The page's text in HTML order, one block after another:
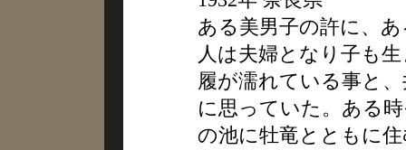
ある美男子の許に、
人は夫婦となり子も
履が濡れている事と
に思っていた。ある
の池に牡竜とともに